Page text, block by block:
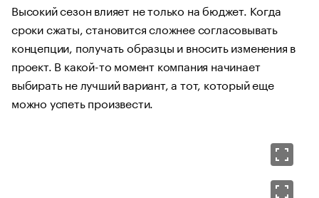
Высокий сезон влияет не только на бюджет. Когда
сроки сжаты, становится сложнее согласовывать
концепции, получать образцы и вносить изменения в
проект. В какой-то момент компания начинает
выбирать не лучший вариант, а тот, который еще
можно успеть произвести.